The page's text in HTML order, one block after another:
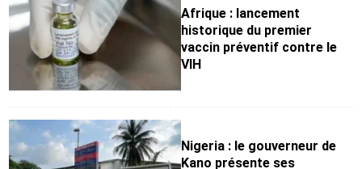
Afrique : lancement
historique du premier
vaccin préventif contre le
VIH
Nigeria : le gouverneur de
Kano présente ses